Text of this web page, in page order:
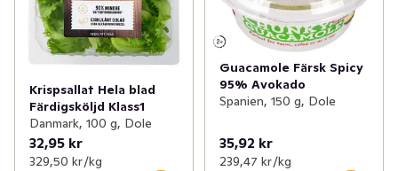
Krispsallat Hela blad
Färdigsköljd Klass1
Danmark, 100 g, Dole
32,95 kr
329,50 kr /kg
Guacamole Färsk Spicy
95% Avokado
Spanien, 150 g, Dole
35,92 kr
239,47 kr /kg